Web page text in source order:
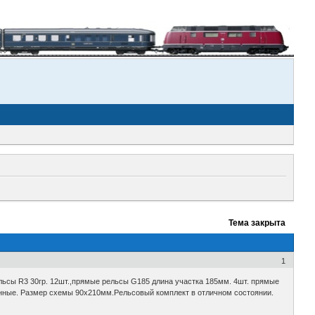
Тема закрыта
1
R3 30гр. 12шт.,прямые рельсы G185 длина участка 185мм. 4шт. прямые
Размер схемы 90х210мм.Рельсовый комплект в отличном состоянии.